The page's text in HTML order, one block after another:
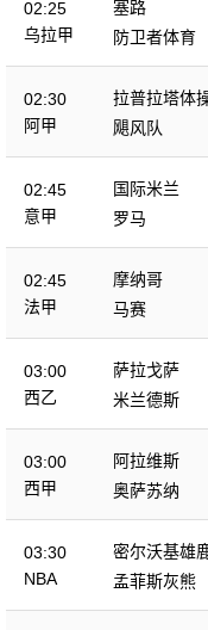
02:25
乌拉甲
塞路
防卫者体育
02:30
阿甲
拉普拉塔体
飓风队
02:45
意甲
国际米兰
罗马
02:45
法甲
摩纳哥
马赛
03:00
西乙
萨拉戈萨
米兰德斯
03:00
西甲
阿拉维斯
奥萨苏纳
03:30
NBA
密尔沃基雄
孟菲斯灰熊